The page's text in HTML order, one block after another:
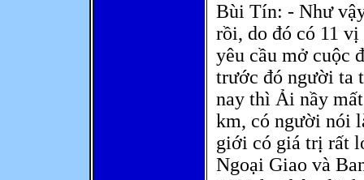
Bùi Tín: - Như
rồi, do đó có 11
yêu cầu mở cuộc
trước đó người ta
nay thì Ải nầy
km, có người nói
giới có giá trị rất
Ngoại Giao và